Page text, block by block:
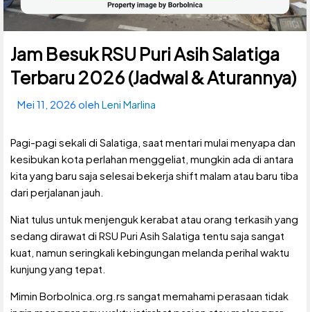
Jam Besuk RSU Puri Asih Salatiga
Terbaru 2026 (Jadwal & Aturannya)
Mei 11, 2026 oleh Leni Marlina
Pagi-pagi sekali di Salatiga, saat mentari mulai menyapa dan
kesibukan kota perlahan menggeliat, mungkin ada di antara
kita yang baru saja selesai bekerja shift malam atau baru tiba
dari perjalanan jauh.
Niat tulus untuk menjenguk kerabat atau orang terkasih yang
sedang dirawat di RSU Puri Asih Salatiga tentu saja sangat
kuat, namun seringkali kebingungan melanda perihal waktu
kunjung yang tepat.
Mimin Borbolnica.org.rs sangat memahami perasaan tidak